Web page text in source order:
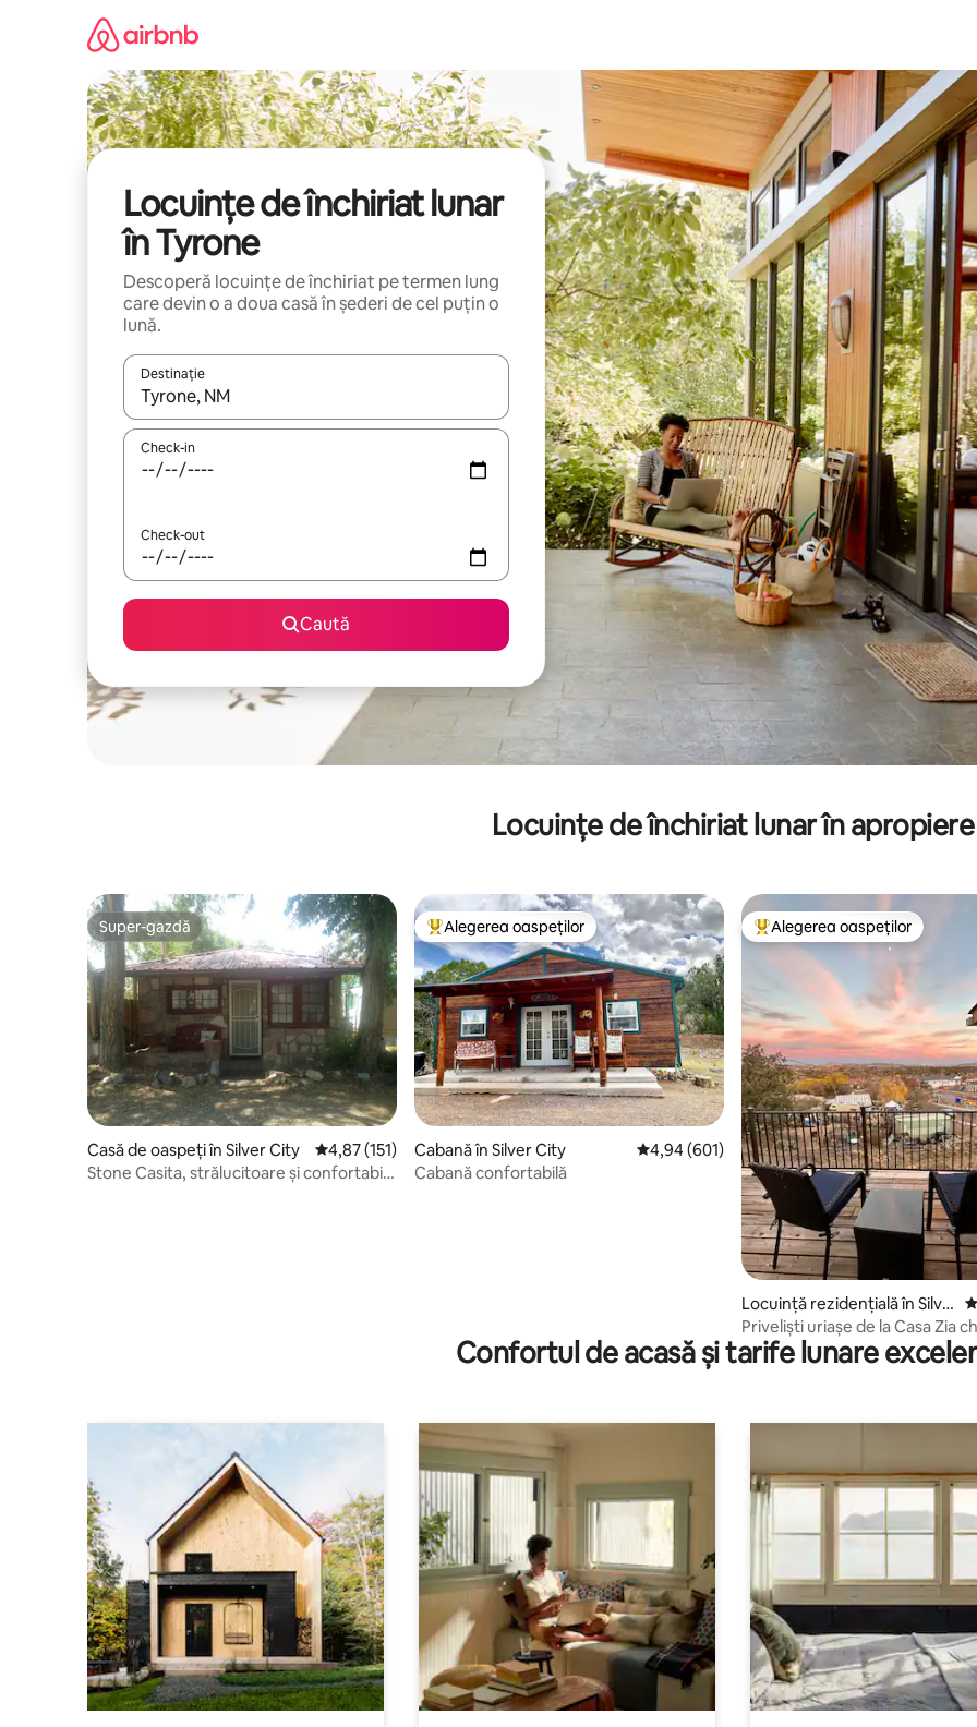
Locuințe de închiriat lunar
în Tyrone
Descoperă locuințe de închiriat pe termen lung
care devin o a doua casă în șederi de cel puțin o
lună.
Destinație
Când se încarcă rezultatele, navighează folosind tastele săgeată în sus și în jos sau prin gesturi de atingere ori glisare.
Check-in
Check-out
Caută
Locuințe de închiriat lunar în apropiere
Super-gazdă
Super-gazdă
Casă de oaspeți în Silver City Scor mediu de 4,87 din 5, 151 recenzii
4,87 (151)
Stone Casita, strălucitoare și confortabilă
Locuință din topul categoriei Alegerea oaspeților
Alegerea oaspeților
Cabană în Silver City Scor mediu de 4,94 din 5, 601 recenzii
4,94 (601)
Cabană confortabilă
Locuință din topul categoriei
Alegerea oaspeților
Locuință rezidențială în Silve
r City
Priveliști uriașe de la Casa Zia
deasupra centrului orașului
Confortul de acasă și tarife lunare